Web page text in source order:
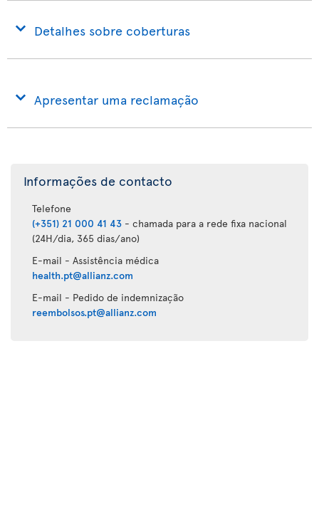
Detalhes sobre coberturas
Apresentar uma reclamação
Informações de contacto
Telefone
(+351) 21 000 41 43- chamada para a rede fixa nacional
(24H/dia, 365 dias/ano)
E-mail - Assistência médica
health.pt@allianz.com
E-mail - Pedido de indemnização
reembolsos.pt@allianz.com